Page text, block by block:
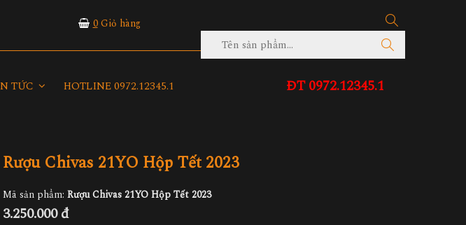
0 Giỏ hàng
TỨC HOTLINE 0972.12345.1 ĐT 0972.12345.1
Rượu Chivas 21YO Hộp Tết 2023
Mã sản phẩm: Rượu Chivas 21YO Hộp Tết 2023
3.250.000 đ